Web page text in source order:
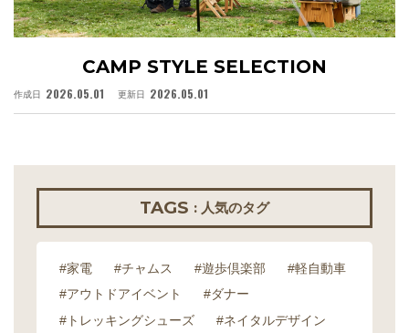
CAMP STYLE SELECTION
作成日 2026.05.01 更新日 2026.05.01
TAGS : 人気のタグ
#家電 #チャムス #遊歩倶楽部
#軽自動車
#アウトドアイベント
#ダナー
#トレッキングシューズ
#ネイタルデザイン